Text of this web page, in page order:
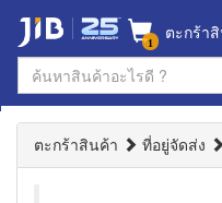
1 ตะกร้า
ตะกร้าสินค้า ที่อยู่จัดส่ง